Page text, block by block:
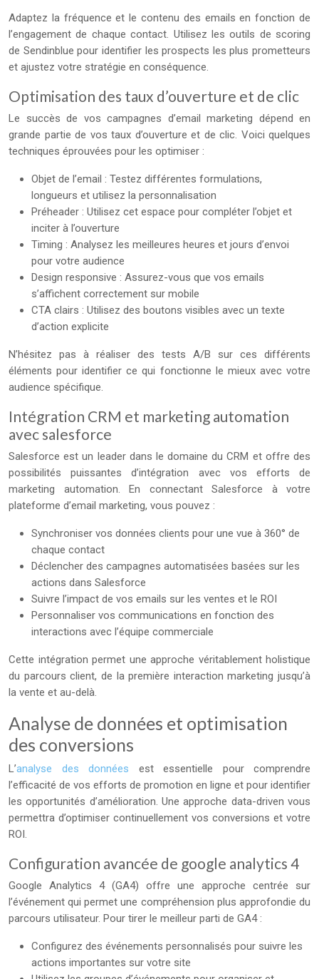
Adaptez la fréquence et le contenu des emails en fonction de
l’engagement de chaque contact. Utilisez les outils de scoring
de Sendinblue pour identifier les prospects les plus prometteurs
et ajustez votre stratégie en conséquence.
Optimisation des taux d’ouverture et de clic
Le succès de vos campagnes d’email marketing dépend en
grande partie de vos taux d’ouverture et de clic. Voici quelques
techniques éprouvées pour les optimiser :
Objet de l’email : Testez différentes formulations,
longueurs et utilisez la personnalisation
Préheader : Utilisez cet espace pour compléter l’objet et
inciter à l’ouverture
Timing : Analysez les meilleures heures et jours d’envoi
pour votre audience
Design responsive : Assurez-vous que vos emails
s’affichent correctement sur mobile
CTA clairs : Utilisez des boutons visibles avec un texte
d’action explicite
N’hésitez pas à réaliser des tests A/B sur ces différents
éléments pour identifier ce qui fonctionne le mieux avec votre
audience spécifique.
Intégration CRM et marketing automation
avec salesforce
Salesforce est un leader dans le domaine du CRM et offre des
possibilités puissantes d’intégration avec vos efforts de
marketing automation. En connectant Salesforce à votre
plateforme d’email marketing, vous pouvez :
Synchroniser vos données clients pour une vue à 360° de
chaque contact
Déclencher des campagnes automatisées basées sur les
actions dans Salesforce
Suivre l’impact de vos emails sur les ventes et le ROI
Personnaliser vos communications en fonction des
interactions avec l’équipe commerciale
Cette intégration permet une approche véritablement holistique
du parcours client, de la première interaction marketing jusqu’à
la vente et au-delà.
Analyse de données et optimisation
des conversions
L’analyse des données est essentielle pour comprendre
l’efficacité de vos efforts de promotion en ligne et pour identifier
les opportunités d’amélioration. Une approche data-driven vous
permettra d’optimiser continuellement vos conversions et votre
ROI.
Configuration avancée de google analytics 4
Google Analytics 4 (GA4) offre une approche centrée sur
l’événement qui permet une compréhension plus approfondie du
parcours utilisateur. Pour tirer le meilleur parti de GA4 :
Configurez des événements personnalisés pour suivre les
actions importantes sur votre site